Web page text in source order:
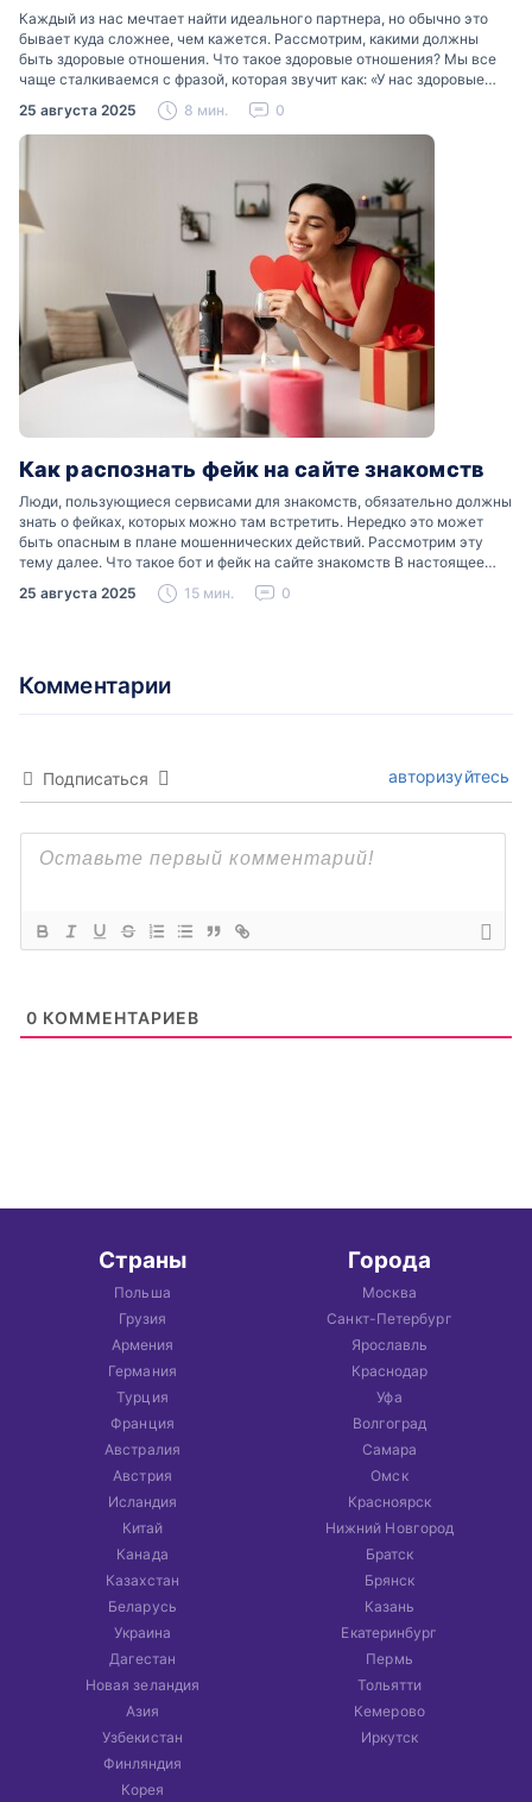
Каждый из нас мечтает найти идеального партнера, но обычно это
бывает куда сложнее, чем кажется. Рассмотрим, какими должны
быть здоровые отношения. Что такое здоровые отношения? Мы все
чаще сталкиваемся с фразой, которая звучит как: «У нас здоровые
отношения». Что именно подразумевается…
25 августа 2025 8 мин. 0
Как распознать фейк на сайте знакомств
Люди, пользующиеся сервисами для знакомств, обязательно должны
знать о фейках, которых можно там встретить. Нередко это может
быть опасным в плане мошеннических действий. Рассмотрим эту
тему далее. Что такое бот и фейк на сайте знакомств В настоящее
время можно встретить свою…
25 августа 2025 15 мин. 0
Комментарии
Подписаться авторизуйтесь
0 КОММЕНТАРИЕВ
Страны
Польша
Грузия
Армения
Германия
Турция
Франция
Австралия
Австрия
Исландия
Китай
Канада
Казахстан
Беларусь
Украина
Дагестан
Новая зеландия
Азия
Узбекистан
Финляндия
Корея
Города
Москва
Санкт-Петербург
Ярославль
Краснодар
Уфа
Волгоград
Самара
Омск
Красноярск
Нижний Новгород
Братск
Брянск
Казань
Екатеринбург
Пермь
Тольятти
Кемерово
Иркутск